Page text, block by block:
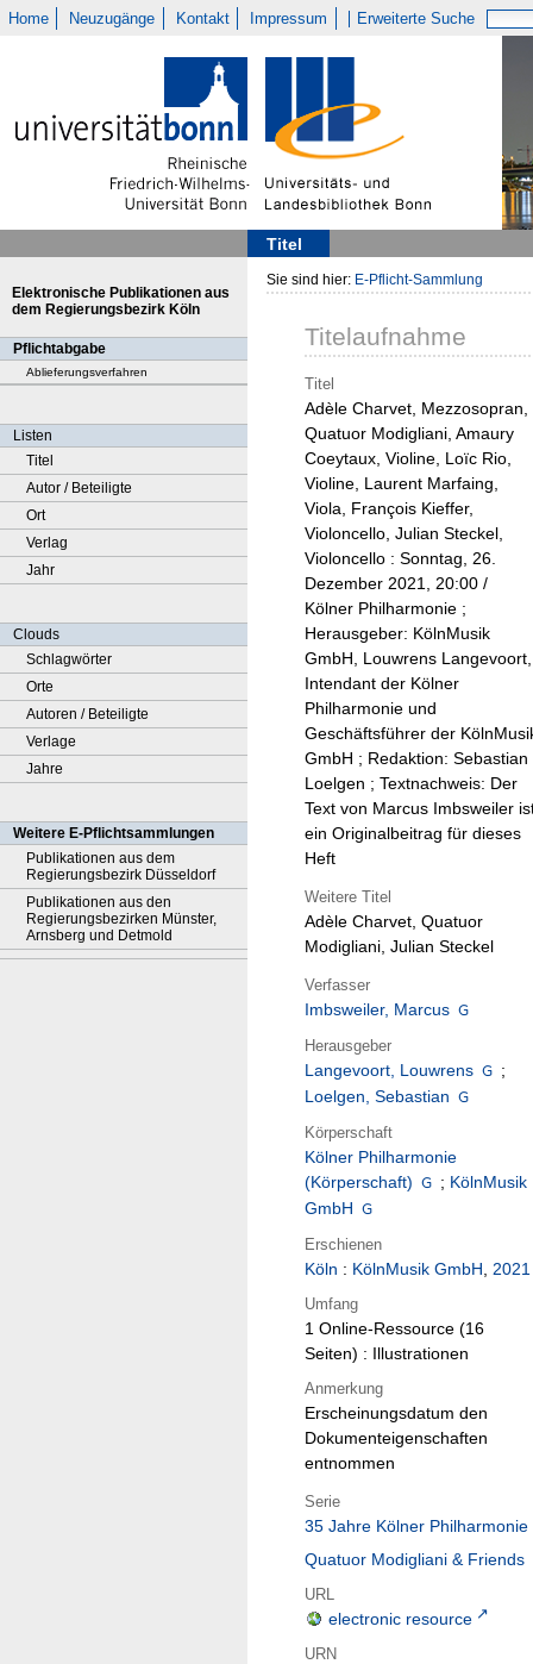
Home Neuzugänge Kontakt Impressum Erweiterte Suche
Titel
Elektronische Publikationen aus
dem Regierungsbezirk Köln
Pflichtabgabe
Ablieferungsverfahren
Listen
Titel
Autor / Beteiligte
Ort
Verlag
Jahr
Clouds
Schlagwörter
Orte
Autoren / Beteiligte
Verlage
Jahre
Weitere E-Pflichtsammlungen
Publikationen aus dem
Regierungsbezirk Düsseldorf
Publikationen aus den
Regierungsbezirken Münster,
Arnsberg und Detmold
Sie sind hier: E-Pflicht-Sammlung
Titelaufnahme
Titel
Adèle Charvet, Mezzosopran,
Quatuor Modigliani, Amaury
Coeytaux, Violine, Loïc Rio,
Violine, Laurent Marfaing,
Viola, François Kieffer,
Violoncello, Julian Steckel,
Violoncello : Sonntag, 26.
Dezember 2021, 20:00 /
Kölner Philharmonie ;
Herausgeber: KölnMusik
GmbH, Louwrens Langevoort,
Intendant der Kölner
Philharmonie und
Geschäftsführer der
GmbH ; Redaktion: Sebastian
Loelgen ; Textnachweis: Der
Text von Marcus Imbsweiler
ein Originalbeitrag für dieses
Heft
Weitere Titel
Adèle Charvet, Quatuor
Modigliani, Julian Steckel
Verfasser
Imbsweiler, Marcus
Herausgeber
Langevoort, Louwrens
;
Loelgen, Sebastian
Körperschaft
Kölner Philharmonie
(Körperschaft)
; KölnMusik
GmbH
Erschienen
Köln : KölnMusik GmbH, 2021
Umfang
1 Online-Ressource (16
Seiten) : Illustrationen
Anmerkung
Erscheinungsdatum den
Dokumenteigenschaften
entnommen
Serie
35 Jahre Kölner Philharmonie
Quatuor Modigliani & Friends
URL
electronic resource
URN